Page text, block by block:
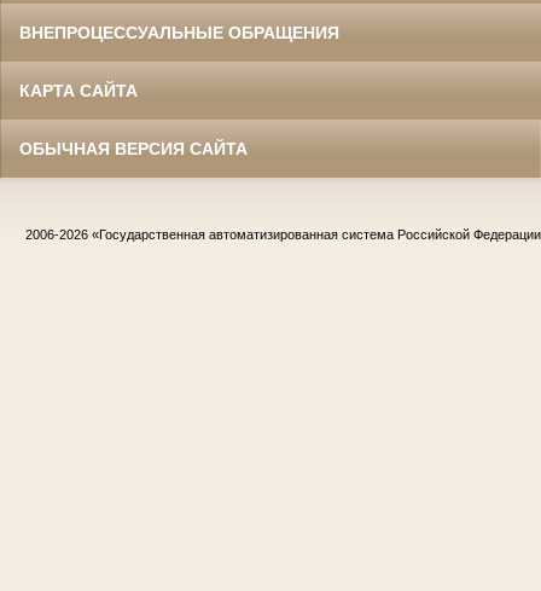
ВНЕПРОЦЕССУАЛЬНЫЕ ОБРАЩЕНИЯ
КАРТА САЙТА
ОБЫЧНАЯ ВЕРСИЯ САЙТА
2006-2026 «Государственная автоматизированная система Российской